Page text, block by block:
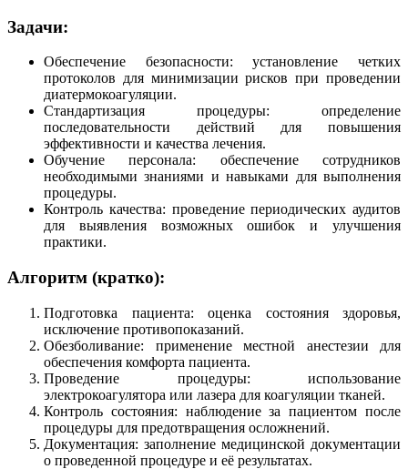
Задачи:
Обеспечение безопасности: установление четких
протоколов для минимизации рисков при проведении
диатермокоагуляции.
Стандартизация процедуры: определение
последовательности действий для повышения
эффективности и качества лечения.
Обучение персонала: обеспечение сотрудников
необходимыми знаниями и навыками для выполнения
процедуры.
Контроль качества: проведение периодических аудитов
для выявления возможных ошибок и улучшения
практики.
Алгоритм (кратко):
Подготовка пациента: оценка состояния здоровья,
исключение противопоказаний.
Обезболивание: применение местной анестезии для
обеспечения комфорта пациента.
Проведение процедуры: использование
электрокоагулятора или лазера для коагуляции тканей.
Контроль состояния: наблюдение за пациентом после
процедуры для предотвращения осложнений.
Документация: заполнение медицинской документации
о проведенной процедуре и её результатах.